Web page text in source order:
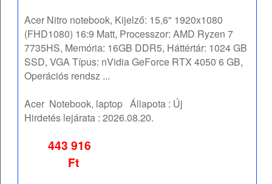
Acer Nitro notebook, Kijelző: 15,6" 1920x1080
(FHD1080) 16:9 Matt, Processzor: AMD Ryzen 7
7735HS, Memória: 16GB DDR5, Háttértár: 1024 GB
SSD, VGA Típus: nVidia GeForce RTX 4050 6 GB,
Operációs rendsz ...
Acer Notebook, laptop Állapota : Új
Hirdetés lejárata :2026.08.20.
443 916
Ft